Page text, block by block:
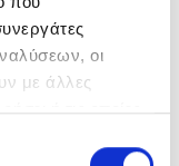
οι
με άλλες
ή τις οποίες
Professional